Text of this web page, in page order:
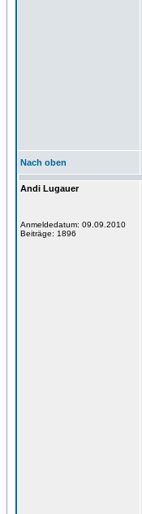
Nach oben
Andi Lugauer
Anmeldedatum: 09.09.2010
Beiträge: 1896